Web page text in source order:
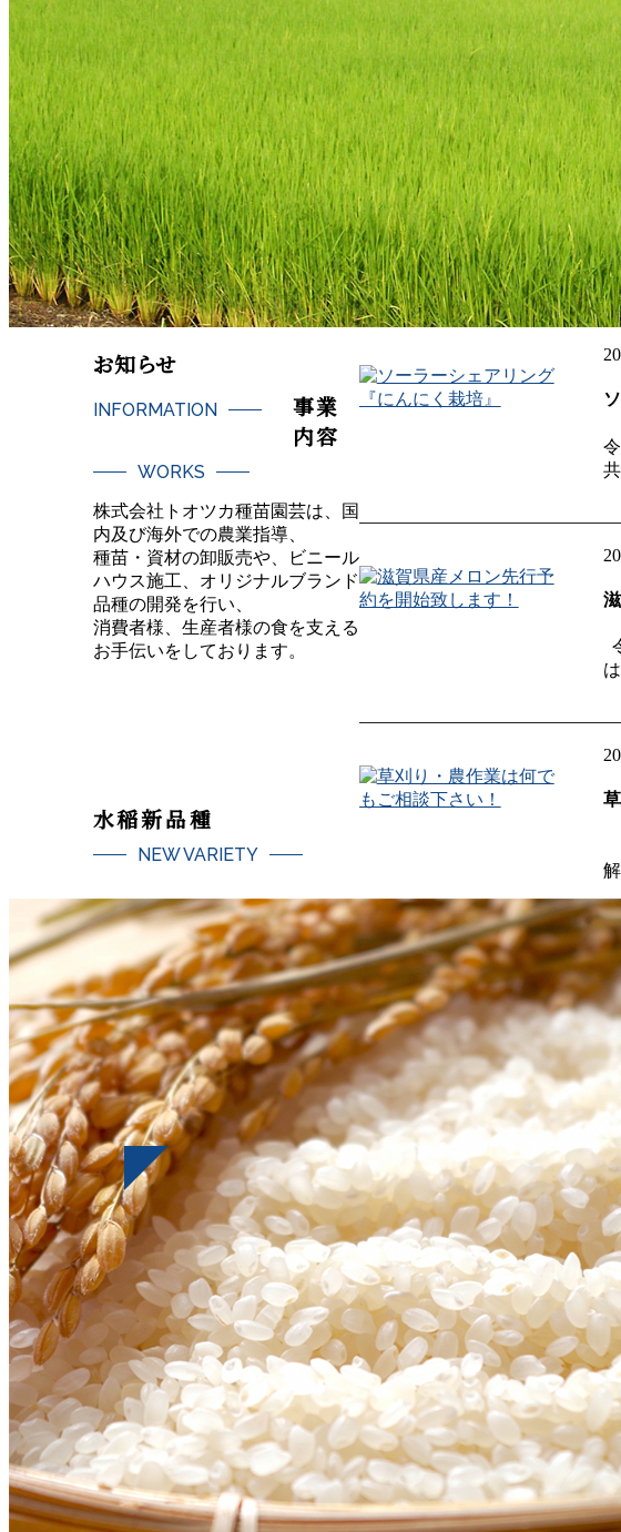
お知らせ
INFORMATION
事業
内容
WORKS
株式会社トオツカ種苗園芸は、国
内及び海外での農業指導、
種苗・資材の卸販売や、ビニール
ハウス施工、オリジナルブランド
品種の開発を行い、
消費者様、生産者様の食を支える
お手伝いをしております。
水稲新品種
NEW VARIETY